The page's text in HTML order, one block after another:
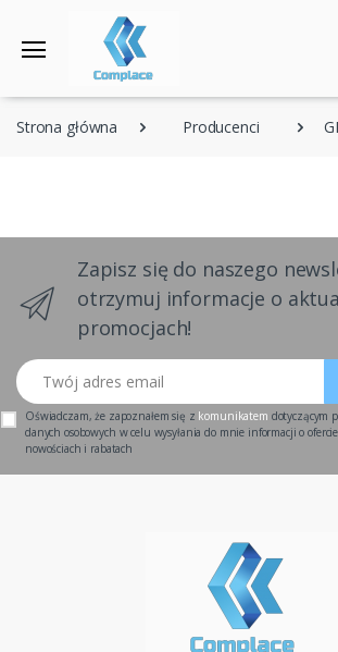
Strona główna Producenci
Zapisz się do naszego
otrzymuj informacje o
promocjach!
Twój adres email
Oświadczam, że zapoznałem się z komunikatem dotyczącym
danych osobowych w celu wysyłania do mnie informacji o
nowościach i rabatach